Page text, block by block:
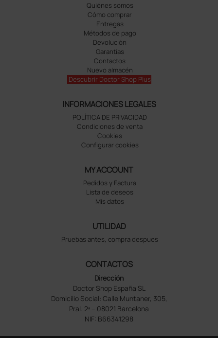
Quiénes somos
Cómo comprar
Entregas
Métodos de pago
Devolución
Garantías
Contactos
Nuevo almacén
Descubrir Doctor Shop Plus
INFORMACIONES LEGALES
POLÍTICA DE PRIVACIDAD
Condiciones de venta
Cookies
Configurar cookies
MY ACCOUNT
Pedidos y Factura
Lista de deseos
Mis datos
UTILIDAD
Pruebas antes, compra despues
CONTACTOS
Dirección
Doctor Shop España SL
Domicilio Social: Calle Muntaner, 305,
Pral. 2ª – 08021 Barcelona
NIF: B66341298